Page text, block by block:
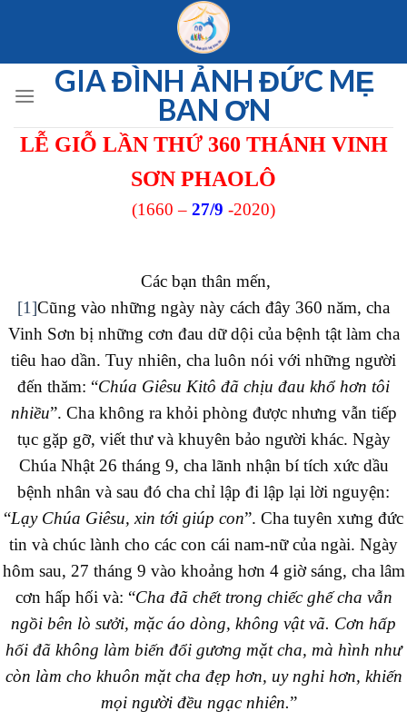
GIA ĐÌNH ẢNH ĐỨC MẸ
BAN ƠN
LỄ GIỖ LẦN THỨ 360 THÁNH VINH
SƠN PHAOLÔ
(1660 – 27/9 -2020)
Các bạn thân mến,
[1]Cũng vào những ngày này cách đây 360 năm, cha
Vinh Sơn bị những cơn đau dữ dội của bệnh tật làm cha
tiêu hao dần. Tuy nhiên, cha luôn nói với những người
đến thăm: “Chúa Giêsu Kitô đã chịu đau khổ hơn tôi
nhiều”. Cha không ra khỏi phòng được nhưng vẫn tiếp
tục gặp gỡ, viết thư và khuyên bảo người khác. Ngày
Chúa Nhật 26 tháng 9, cha lãnh nhận bí tích xức dầu
bệnh nhân và sau đó cha chỉ lập đi lập lại lời nguyện:
“Lạy Chúa Giêsu, xin tới giúp con”. Cha tuyên xưng đức
tin và chúc lành cho các con cái nam-nữ của ngài. Ngày
hôm sau, 27 tháng 9 vào khoảng hơn 4 giờ sáng, cha lâm
cơn hấp hối và: “Cha đã chết trong chiếc ghế cha vẫn
ngồi bên lò sưởi, mặc áo dòng, không vật vã. Cơn hấp
hối đã không làm biến đổi gương mặt cha, mà hình như
còn làm cho khuôn mặt cha đẹp hơn, uy nghi hơn, khiến
mọi người đều ngạc nhiên.”